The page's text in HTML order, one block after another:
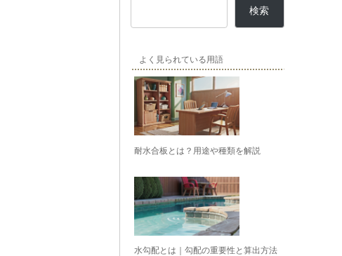
検索
よく見られている用語
耐水合板とは？用途や種類を解説
水勾配とは｜勾配の重要性と算出方法